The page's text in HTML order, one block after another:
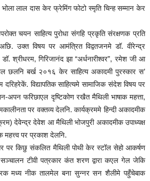
लाल दास केर फ्रेमिंग फोटो स्मृति चिन्ह सम्मान केर
चयन साहित्य पुरोधा संगहि प्रकृति संरक्षणक प्रति
उक्त विषय पर आमंत्रित विद्वतजनमे डॉ. वीरेन्द्र
श्रीधरम, गिरिजानंद झा “अर्धनारीश्वर”, रमेश जी आ
छलनि बर्ख २०१६ केर साहित्य अकादमी पुरस्कार स’
दरिहरेकें. विद्यापतिक साहित्यमे सामाजिक संदेश विषय पर
अपन फरिछाएल दृष्टिकोण रखैत मैथिली भाषाक महत्ता,
पर वक्तव्य देलनि. कार्यक्रममे हिन्दी अकादमीक
देवेन्द्र देवेश आ मैथिली भोजपुरी अकादमीक उपाध्यक्ष
महत्त्व पर प्रकाश देलनि.
पर किछु संकलित मैथिली पोथी केर स्टॉल सेहो आकर्षण
टीवी पत्रकार कंत शरण द्वारा कएल गेल जेकि
मध्य नीक तालमेल बना सुन्नर सन शैलीमे पहुँचेबाक